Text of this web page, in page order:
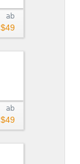
ab
$49
ab
$49